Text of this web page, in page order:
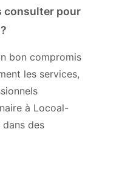
consulter pour
bon compromis
les services,
à Locoal-
dans des